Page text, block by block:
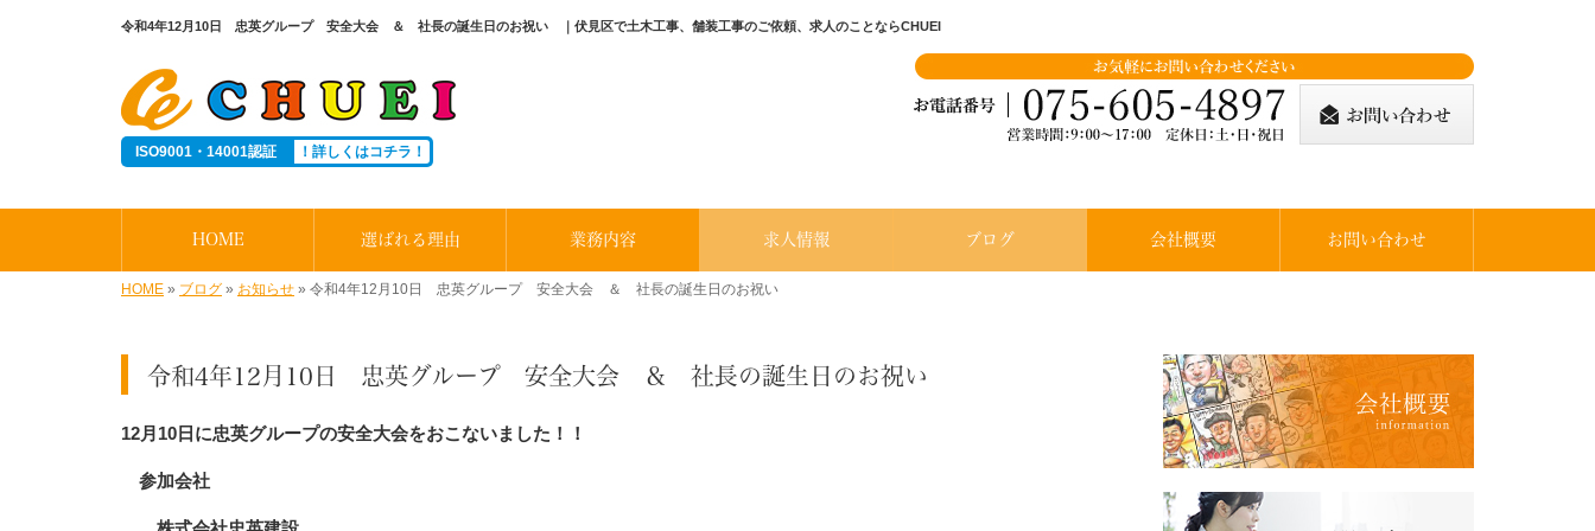
令和4年12月10日 忠英グループ 安全大会 ＆ 社長の誕生日のお祝い ｜伏見区で土木工事、舗装工事のご依頼、求人のことならCHUEI
ISO9001・14001認証 ！詳しくはコチラ！
HOME 選ばれる理由 業務内容 求人情報 ブログ 会社概要 お問い合わせ
HOME » ブログ » お知らせ » 令和4年12月10日 忠英グループ 安全大会 ＆ 社長の誕生日のお祝い
令和4年12月10日 忠英グループ 安全大会 ＆ 社長の誕生日のお祝い
12月10日に忠英グループの安全大会をおこないました！！
参加会社